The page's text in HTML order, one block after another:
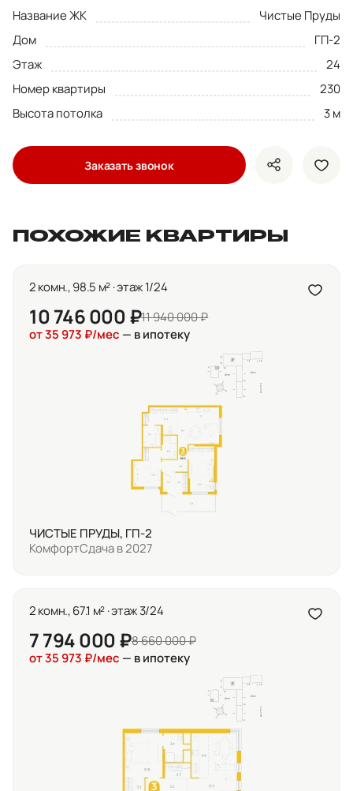
Название ЖК
Чистые Пруды
Дом
ГП-2
Этаж
24
Номер квартиры
230
Высота потолка
3 м
Заказать звонок показать
ПОХОЖИЕ КВАРТИРЫ
2 комн., 98.5 м² · этаж 1/24
10 746 000 ₽11 940 000 ₽
от 35 973 ₽/мес — в ипотеку
ЧИСТЫЕ ПРУДЫ, ГП-2
КомфортСдача в 2027
2 комн., 67.1 м² · этаж 3/24
7 794 000 ₽8 660 000 ₽
от 35 973 ₽/мес — в ипотеку